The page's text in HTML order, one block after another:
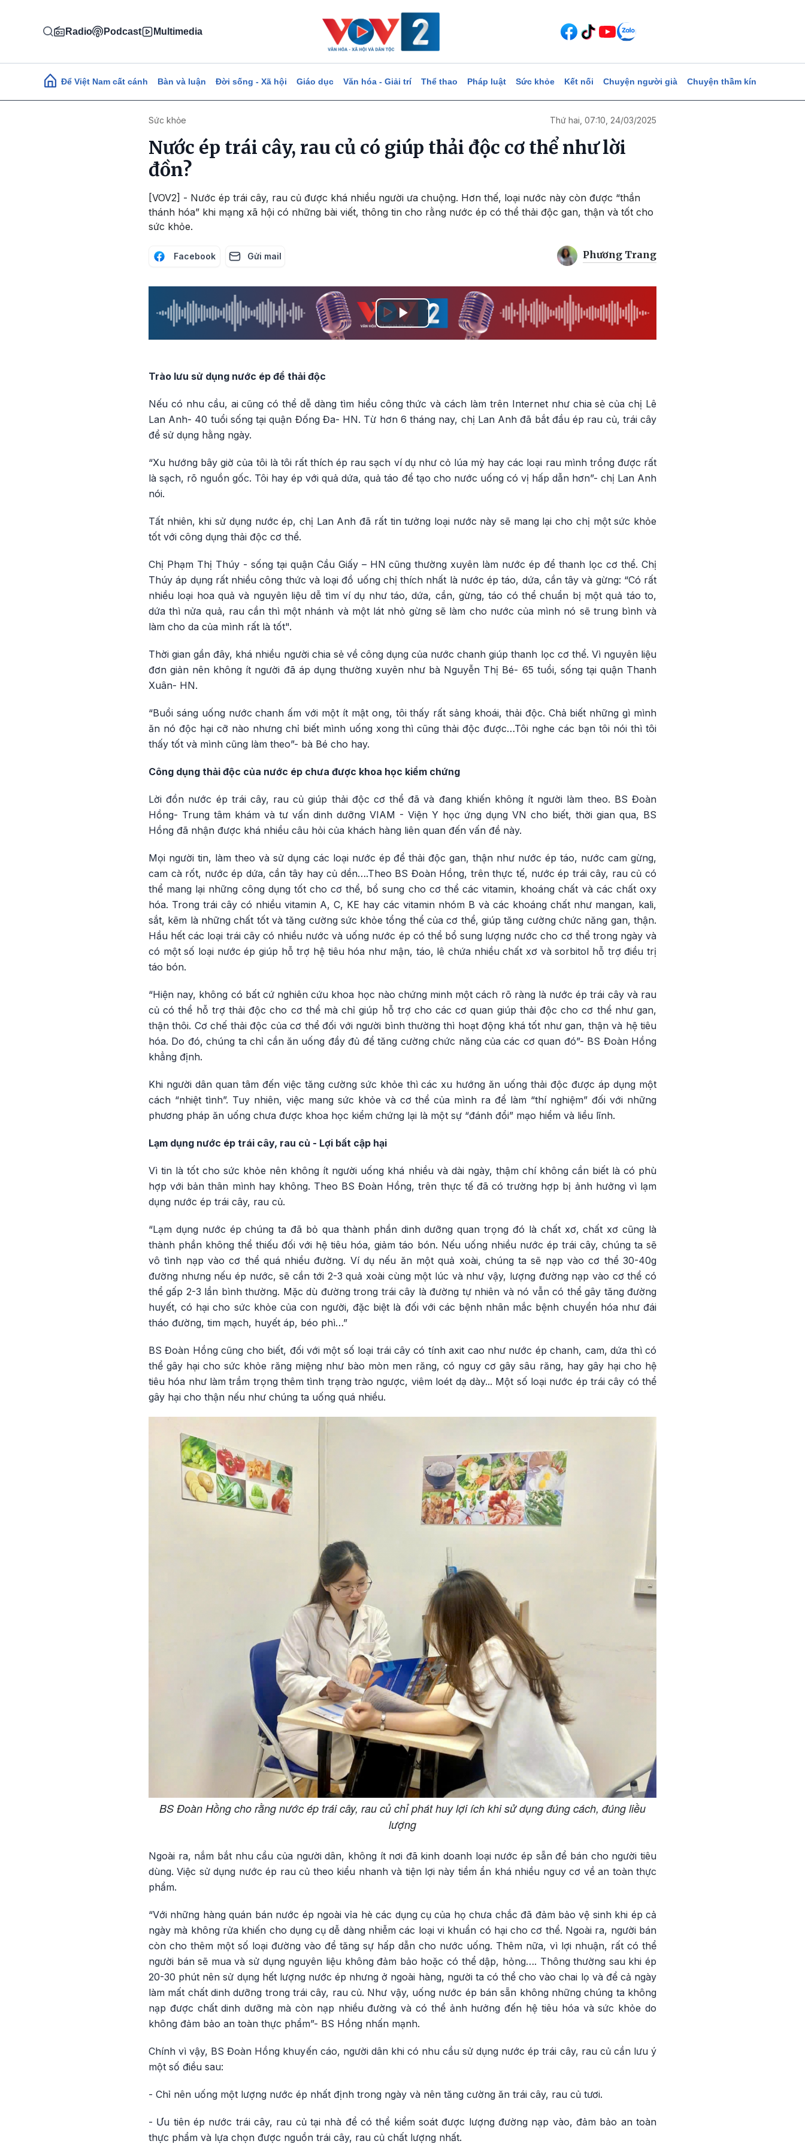
Radio Podcast Multimedia
Main navigation
Để Việt Nam cất cánh Bàn và luận Đời sống - Xã hội Giáo dục Văn hóa - Giải trí Thể thao Pháp luật Sức khỏe Kết nối Chuyện người già Chuyện thầm kín
Sức khỏe Thứ hai, 07:10, 24/03/2025
Nước ép trái cây, rau củ có giúp thải độc cơ thể như lời
đồn?
[VOV2] - Nước ép trái cây, rau củ được khá nhiều người ưa chuộng. Hơn thế, loại nước này còn được “thần
thánh hóa” khi mạng xã hội có những bài viết, thông tin cho rằng nước ép có thể thải độc gan, thận và tốt cho
sức khỏe.
Facebook Gửi mail Phương Trang
Play
Trào lưu sử dụng nước ép để thải độc
Nếu có nhu cầu, ai cũng có thể dễ dàng tìm hiểu công thức và cách làm trên Internet như chia sẻ của chị Lê
Lan Anh- 40 tuổi sống tại quận Đống Đa- HN. Từ hơn 6 tháng nay, chị Lan Anh đã bắt đầu ép rau củ, trái cây
để sử dụng hằng ngày.
“Xu hướng bây giờ của tôi là tôi rất thích ép rau sạch ví dụ như cỏ lúa mỳ hay các loại rau mình trồng được rất
là sạch, rõ nguồn gốc. Tôi hay ép với quả dứa, quả táo để tạo cho nước uống có vị hấp dẫn hơn”- chị Lan Anh
nói.
Tất nhiên, khi sử dụng nước ép, chị Lan Anh đã rất tin tưởng loại nước này sẽ mang lại cho chị một sức khỏe
tốt với công dụng thải độc cơ thể.
Chị Phạm Thị Thúy - sống tại quận Cầu Giấy – HN cũng thường xuyên làm nước ép để thanh lọc cơ thể. Chị
Thúy áp dụng rất nhiều công thức và loại đồ uống chị thích nhất là nước ép táo, dứa, cần tây và gừng: “Có rất
nhiều loại hoa quả và nguyên liệu dễ tìm ví dụ như táo, dứa, cần, gừng, táo có thể chuẩn bị một quả táo to,
dứa thì nửa quả, rau cần thì một nhánh và một lát nhỏ gừng sẽ làm cho nước của mình nó sẽ trung bình và
làm cho da của mình rất là tốt".
Thời gian gần đây, khá nhiều người chia sẻ về công dụng của nước chanh giúp thanh lọc cơ thể. Vì nguyên liệu
đơn giản nên không ít người đã áp dụng thường xuyên như bà Nguyễn Thị Bé- 65 tuổi, sống tại quận Thanh
Xuân- HN.
“Buổi sáng uống nước chanh ấm với một ít mật ong, tôi thấy rất sảng khoái, thải độc. Chả biết những gì mình
ăn nó độc hại cỡ nào nhưng chỉ biết mình uống xong thì cũng thải độc được…Tôi nghe các bạn tôi nói thì tôi
thấy tốt và mình cũng làm theo”- bà Bé cho hay.
Công dụng thải độc của nước ép chưa được khoa học kiểm chứng
Lời đồn nước ép trái cây, rau củ giúp thải độc cơ thể đã và đang khiến không ít người làm theo. BS Đoàn
Hồng- Trung tâm khám và tư vấn dinh dưỡng VIAM - Viện Y học ứng dụng VN cho biết, thời gian qua, BS
Hồng đã nhận được khá nhiều câu hỏi của khách hàng liên quan đến vấn đề này.
Mọi người tin, làm theo và sử dụng các loại nước ép để thải độc gan, thận như nước ép táo, nước cam gừng,
cam cà rốt, nước ép dứa, cần tây hay củ dền….Theo BS Đoàn Hồng, trên thực tế, nước ép trái cây, rau củ có
thể mang lại những công dụng tốt cho cơ thể, bổ sung cho cơ thể các vitamin, khoáng chất và các chất oxy
hóa. Trong trái cây có nhiều vitamin A, C, KE hay các vitamin nhóm B và các khoáng chất như mangan, kali,
sắt, kẽm là những chất tốt và tăng cường sức khỏe tổng thể của cơ thể, giúp tăng cường chức năng gan, thận.
Hầu hết các loại trái cây có nhiều nước và uống nước ép có thể bổ sung lượng nước cho cơ thể trong ngày và
có một số loại nước ép giúp hỗ trợ hệ tiêu hóa như mận, táo, lê chứa nhiều chất xơ và sorbitol hỗ trợ điều trị
táo bón.
“Hiện nay, không có bất cứ nghiên cứu khoa học nào chứng minh một cách rõ ràng là nước ép trái cây và rau
củ có thể hỗ trợ thải độc cho cơ thể mà chỉ giúp hỗ trợ cho các cơ quan giúp thải độc cho cơ thể như gan,
thận thôi. Cơ chế thải độc của cơ thể đối với người bình thường thì hoạt động khá tốt như gan, thận và hệ tiêu
hóa. Do đó, chúng ta chỉ cần ăn uống đầy đủ để tăng cường chức năng của các cơ quan đó”- BS Đoàn Hồng
khẳng định.
Khi người dân quan tâm đến việc tăng cường sức khỏe thì các xu hướng ăn uống thải độc được áp dụng một
cách “nhiệt tình”. Tuy nhiên, việc mang sức khỏe và cơ thể của mình ra để làm “thí nghiệm” đối với những
phương pháp ăn uống chưa được khoa học kiểm chứng lại là một sự “đánh đổi” mạo hiểm và liều lĩnh.
Lạm dụng nước ép trái cây, rau củ - Lợi bất cập hại
Vì tin là tốt cho sức khỏe nên không ít người uống khá nhiều và dài ngày, thậm chí không cần biết là có phù
hợp với bản thân mình hay không. Theo BS Đoàn Hồng, trên thực tế đã có trường hợp bị ảnh hưởng vì lạm
dụng nước ép trái cây, rau củ.
“Lạm dụng nước ép chúng ta đã bỏ qua thành phần dinh dưỡng quan trọng đó là chất xơ, chất xơ cũng là
thành phần không thể thiếu đối với hệ tiêu hóa, giảm táo bón. Nếu uống nhiều nước ép trái cây, chúng ta sẽ
vô tình nạp vào cơ thể quá nhiều đường. Ví dụ nếu ăn một quả xoài, chúng ta sẽ nạp vào cơ thể 30-40g
đường nhưng nếu ép nước, sẽ cần tới 2-3 quả xoài cùng một lúc và như vậy, lượng đường nạp vào cơ thể có
thể gấp 2-3 lần bình thường. Mặc dù đường trong trái cây là đường tự nhiên và nó vẫn có thể gây tăng đường
huyết, có hại cho sức khỏe của con người, đặc biệt là đối với các bệnh nhân mắc bệnh chuyển hóa như đái
tháo đường, tim mạch, huyết áp, béo phì…”
BS Đoàn Hồng cũng cho biết, đối với một số loại trái cây có tính axit cao như nước ép chanh, cam, dứa thì có
thể gây hại cho sức khỏe răng miệng như bào mòn men răng, có nguy cơ gây sâu răng, hay gây hại cho hệ
tiêu hóa như làm trầm trọng thêm tình trạng trào ngược, viêm loét dạ dày... Một số loại nước ép trái cây có thể
gây hại cho thận nếu như chúng ta uống quá nhiều.
BS Đoàn Hồng cho rằng nước ép trái cây, rau củ chỉ phát huy lợi ích khi sử dụng đúng cách, đúng liều
lượng
Ngoài ra, nắm bắt nhu cầu của người dân, không ít nơi đã kinh doanh loại nước ép sẵn để bán cho người tiêu
dùng. Việc sử dụng nước ép rau củ theo kiểu nhanh và tiện lợi này tiềm ẩn khá nhiều nguy cơ về an toàn thực
phẩm.
“Với những hàng quán bán nước ép ngoài vỉa hè các dụng cụ của họ chưa chắc đã đảm bảo vệ sinh khi ép cả
ngày mà không rửa khiến cho dụng cụ dễ dàng nhiễm các loại vi khuẩn có hại cho cơ thể. Ngoài ra, người bán
còn cho thêm một số loại đường vào để tăng sự hấp dẫn cho nước uống. Thêm nữa, vì lợi nhuận, rất có thể
người bán sẽ mua và sử dụng nguyên liệu không đảm bảo hoặc có thể dập, hỏng…. Thông thường sau khi ép
20-30 phút nên sử dụng hết lượng nước ép nhưng ở ngoài hàng, người ta có thể cho vào chai lọ và để cả ngày
làm mất chất dinh dưỡng trong trái cây, rau củ. Như vậy, uống nước ép bán sẵn không những chúng ta không
nạp được chất dinh dưỡng mà còn nạp nhiều đường và có thể ảnh hưởng đến hệ tiêu hóa và sức khỏe do
không đảm bảo an toàn thực phẩm”- BS Hồng nhấn mạnh.
Chính vì vậy, BS Đoàn Hồng khuyến cáo, người dân khi có nhu cầu sử dụng nước ép trái cây, rau củ cần lưu ý
một số điều sau:
- Chỉ nên uống một lượng nước ép nhất định trong ngày và nên tăng cường ăn trái cây, rau củ tươi.
- Ưu tiên ép nước trái cây, rau củ tại nhà để có thể kiểm soát được lượng đường nạp vào, đảm bảo an toàn
thực phẩm và lựa chọn được nguồn trái cây, rau củ chất lượng nhất.